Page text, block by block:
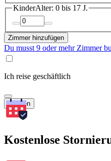
KinderAlter: 0 bis 17 J.
Zimmer hinzufügen
Du musst 9 oder mehr Zimmer
Ich reise geschäftlich
Suchen
Kostenlose